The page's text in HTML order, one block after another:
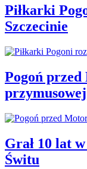
Piłkarki
Szczecinie
Pogoń przed
Grał 10 lat
Świtu